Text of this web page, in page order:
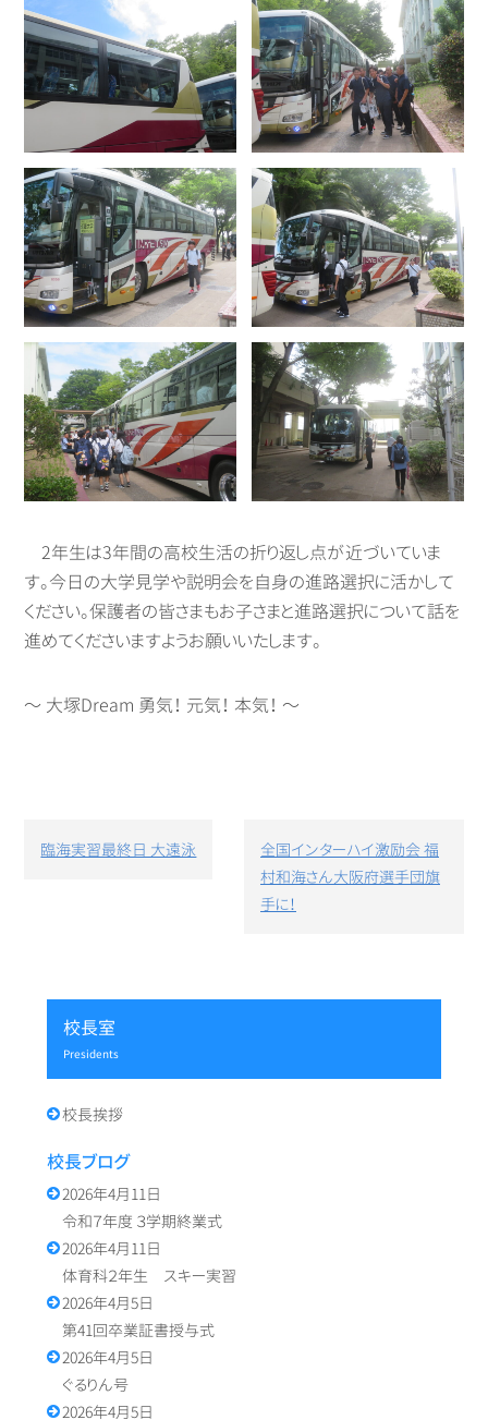
2年生は3年間の高校生活の折り返し点が近づいていま
す。今日の大学見学や説明会を自身の進路選択に活かして
ください。保護者の皆さまもお子さまと進路選択について話を
進めてくださいますようお願いいたします。
～ 大塚Dream 勇気！ 元気！ 本気！ ～
稿臨海実習最終日 大遠泳
全国インターハイ激励会 福
村和海さん大阪府選手団旗
手に！
校長室
presidents
校長挨拶
校長ブログ
2026年4月11日
令和７年度 ３学期終業式
2026年4月11日
体育科２年生 スキー実習
2026年4月5日
第41回卒業証書授与式
2026年4月5日
ぐるりん号
2026年4月5日